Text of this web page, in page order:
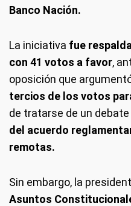
Banco Nación.
La iniciativa fue
con 41 votos a favor,
oposición que
tercios de los votos
de tratarse de un debate
del acuerdo
remotas.
Sin embargo, la
Asuntos